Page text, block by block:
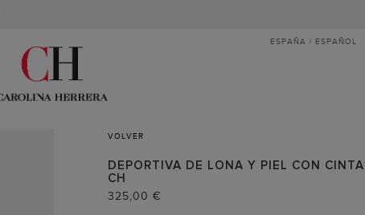
ESPAÑA | ESPAÑOL
VOLVER
DEPORTIVA DE LONA Y PIEL CON CINTA
CH
325,00 €
40
41